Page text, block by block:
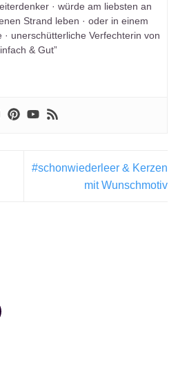
· würde am liebsten an
Strand leben · oder in einem
· unerschütterliche Verfechterin von
& Gut”
#schonwiederleer & Kerzen
mit Wunschmotiv